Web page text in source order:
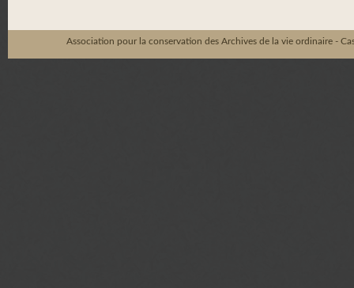
Association pour la conservation des Archives de la vie ordinaire -